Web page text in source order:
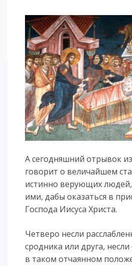
А сегодняшний отрывок
говорит о величайшем
истинно верующих
ими, дабы оказаться в
Господа Иисуса Христа.
Четверо несли
сродника или друга, несли
в таком отчаянном